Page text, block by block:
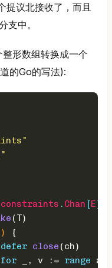
提议北接收了，而且
支中。
形数组转换成一个
的Go的写法):
constraints . Chan [E],
(T)
{
defer close (ch)
for _, v := range